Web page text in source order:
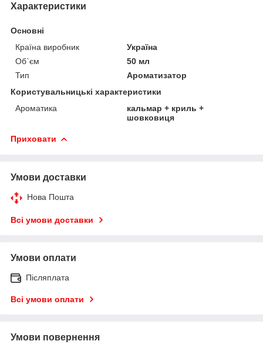
Характеристики
Основні
Країна виробник
Україна
Об`єм
50 мл
Тип
Ароматизатор
Користувальницькі характеристики
Ароматика
кальмар + криль +
шовковиця
Приховати
Умови доставки
Нова Пошта
Всі умови доставки
Умови оплати
Післяплата
Всі умови оплати
Умови повернення